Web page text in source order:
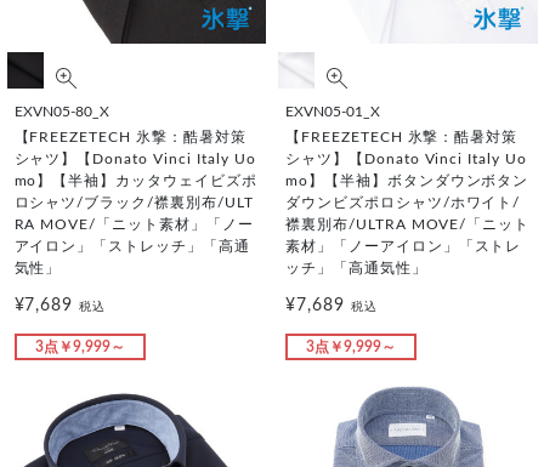
EXVN05-80_X
【FREEZETECH 氷撃：酷暑対策
シャツ】【Donato Vinci Italy Uo
mo】【半袖】カッタウェイビズポ
ロシャツ/ブラック/襟裏別布/ULT
RA MOVE/「ニット素材」「ノー
アイロン」「ストレッチ」「高通
気性」
¥7,689税込
3点￥9,999～
EXVN05-01_X
【FREEZETECH 氷撃：酷暑対策
シャツ】【Donato Vinci Italy Uo
mo】【半袖】ボタンダウンボタン
ダウンビズポロシャツ/ホワイト/
襟裏別布/ULTRA MOVE/「ニット
素材」「ノーアイロン」「ストレ
ッチ」「高通気性」
¥7,689 税込
3点￥9,999～